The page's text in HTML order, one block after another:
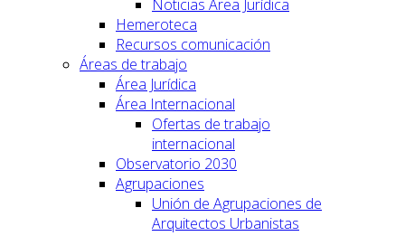
Noticias Area Jurídica
Hemeroteca
Recursos comunicación
Áreas de trabajo
Área Jurídica
Área Internacional
Ofertas de trabajo
internacional
Observatorio 2030
Agrupaciones
Unión de Agrupaciones de
Arquitectos Urbanistas